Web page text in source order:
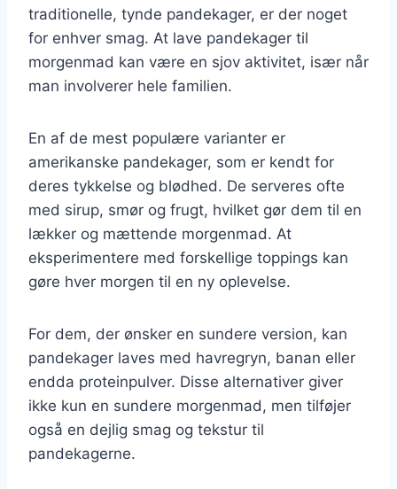
traditionelle, tynde pandekager, er der noget
for enhver smag. At lave pandekager til
morgenmad kan være en sjov aktivitet, især når
man involverer hele familien.
En af de mest populære varianter er
amerikanske pandekager, som er kendt for
deres tykkelse og blødhed. De serveres ofte
med sirup, smør og frugt, hvilket gør dem til en
lækker og mættende morgenmad. At
eksperimentere med forskellige toppings kan
gøre hver morgen til en ny oplevelse.
For dem, der ønsker en sundere version, kan
pandekager laves med havregryn, banan eller
endda proteinpulver. Disse alternativer giver
ikke kun en sundere morgenmad, men tilføjer
også en dejlig smag og tekstur til
pandekagerne.